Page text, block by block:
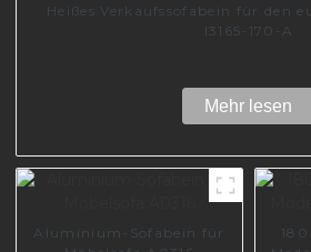
Heißes Verkaufssofabein für den
I3165-170-A
Mehr lesen
Aluminium-Sofabein für